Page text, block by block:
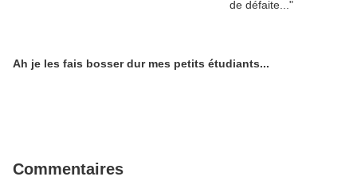
Ah je les fais bosser dur mes petits étudiants...
Commentaires